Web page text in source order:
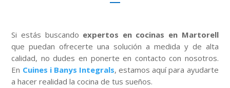
Si estás buscando expertos en cocinas en Martorell
que puedan ofrecerte una solución a medida y de alta
calidad, no dudes en ponerte en contacto con nosotros.
En Cuines i Banys Integrals, estamos aquí para ayudarte
a hacer realidad la cocina de tus sueños.